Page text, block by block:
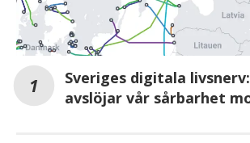
Sveriges digitala
avslöjar vår sårbarhet